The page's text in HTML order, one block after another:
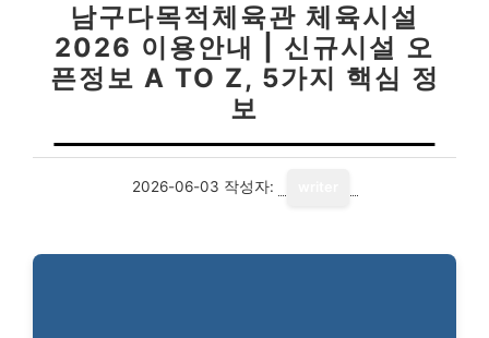
남구다목적체육관 체육시설
2026 이용안내 | 신규시설 오
픈정보 A TO Z, 5가지 핵심 정
보
2026-06-03 작성자: